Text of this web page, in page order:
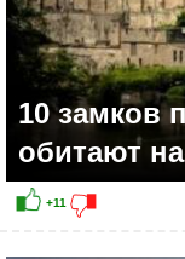
10 замков
обитают